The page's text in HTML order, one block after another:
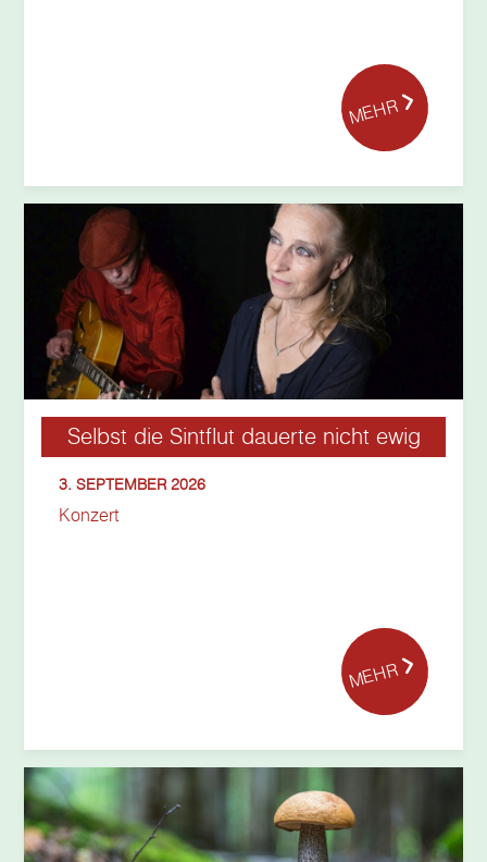
MEHR
Selbst die Sintflut dauerte nicht ewig
3. SEPTEMBER 2026
Konzert
MEHR